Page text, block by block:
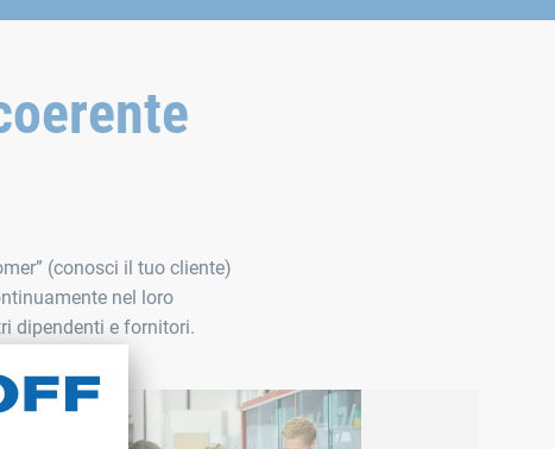
(conosci il tuo cliente)
nel loro
dipendenti e fornitori.